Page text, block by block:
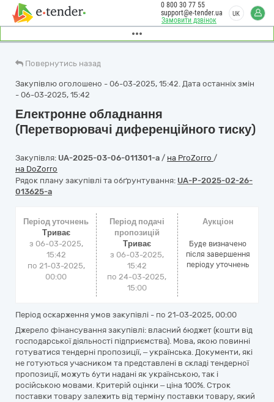
Замовити дзвінок
0 800 30 77 55
support@e-tender.ua
UK
Повернутись назад
Закупівлю оголошено - 06-03-2025, 15:42. Дата останніх змін
- 06-03-2025, 15:42
Електронне обладнання
(Перетворювачі диференційного тиску)
Закупівля: UA-2025-03-06-011301-a / на ProZorro /
на DoZorro
Рядок плану закупівлі та обґрунтування: UA-P-2025-02-26-
013625-a
Період уточнень
Триває
з 06-03-2025,
15:42
по 21-03-2025,
00:00
Період подачі
пропозицій
Триває
з 06-03-2025,
15:42
по 24-03-2025,
15:00
Аукціон
Буде визначено
після завершення
періоду уточнень
Період оскарження умов закупівлі - по 21-03-2025, 00:00
Джерело фінансування закупівлі: власний бюджет (кошти від
господарської діяльності підприємства). Мова, якою повинні
готуватися тендерні пропозиції, – українська. Документи, які
не готуються учасником та представлені в складі тендерної
пропозиції, можуть бути надані як українською, так і
російською мовами. Критерій оцінки – ціна 100%. Строк
поставки товару залежить від терміну поставки товару, який